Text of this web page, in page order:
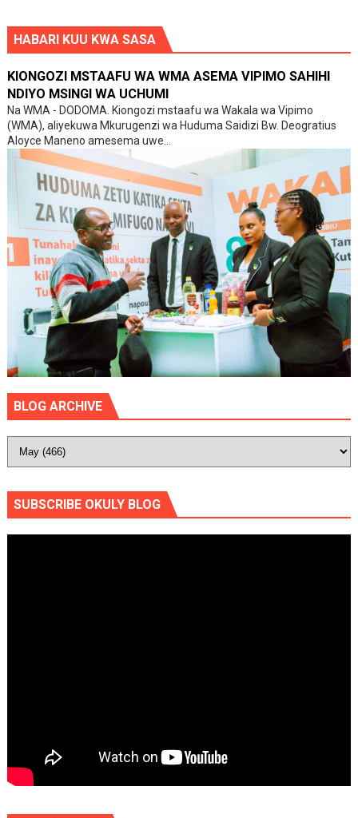
HABARI KUU KWA SASA
KIONGOZI MSTAAFU WA WMA ASEMA VIPIMO SAHIHI
NDIYO MSINGI WA UCHUMI
Na WMA - DODOMA. Kiongozi mstaafu wa Wakala wa Vipimo
(WMA), aliyekuwa Mkurugenzi wa Huduma Saidizi Bw. Deogratius
Aloyce Maneno amesema uwe...
BLOG ARCHIVE
SUBSCRIBE OKULY BLOG